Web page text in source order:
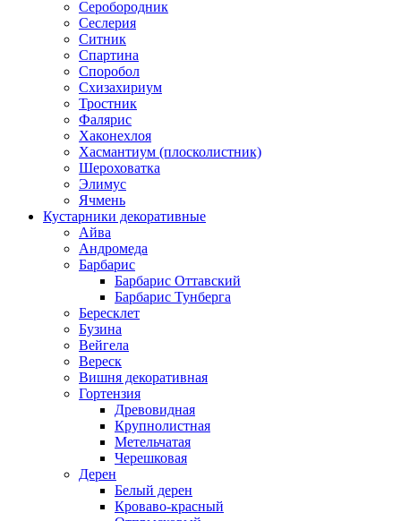
Серобородник
Сеслерия
Ситник
Спартина
Споробол
Схизахириум
Тростник
Фалярис
Хаконехлоя
Хасмантиум (плосколистник)
Шероховатка
Элимус
Ячмень
Кустарники декоративные
Айва
Андромеда
Барбарис
Барбарис Оттавский
Барбарис Тунберга
Бересклет
Бузина
Вейгела
Вереск
Вишня декоративная
Гортензия
Древовидная
Крупнолистная
Метельчатая
Черешковая
Дерен
Белый дерен
Кроваво-красный